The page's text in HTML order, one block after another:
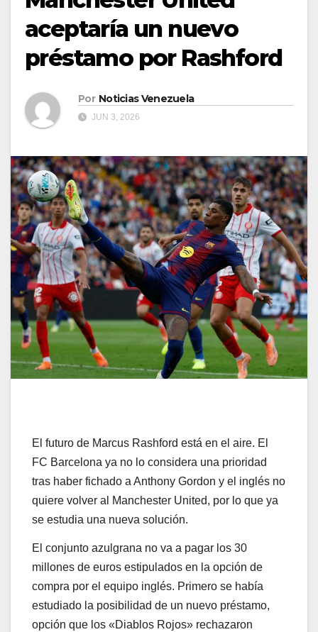
aceptaría un nuevo
préstamo por Rashford
Por Noticias Venezuela
JUN 3, 2026
El futuro de Marcus Rashford está en el aire. El
FC Barcelona ya no lo considera una prioridad
tras haber fichado a Anthony Gordon y el inglés no
quiere volver al Manchester United, por lo que ya
se estudia una nueva solución.
El conjunto azulgrana no va a pagar los 30
millones de euros estipulados en la opción de
compra por el equipo inglés. Primero se había
estudiado la posibilidad de un nuevo préstamo,
opción que los «Diablos Rojos» rechazaron